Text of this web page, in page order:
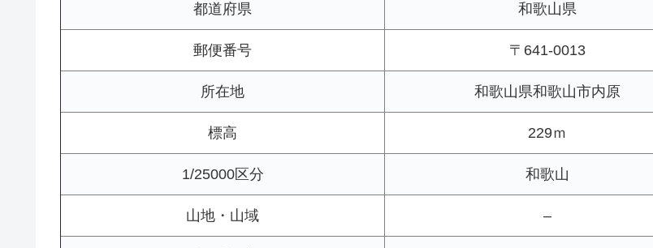
都道府県 和歌山県
郵便番号 〒641-0013
所在地 和歌山県和歌山市内原
標高 229ｍ
1/25000区分 和歌山
山地・山域 –